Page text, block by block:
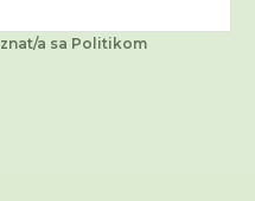
a sa Politikom